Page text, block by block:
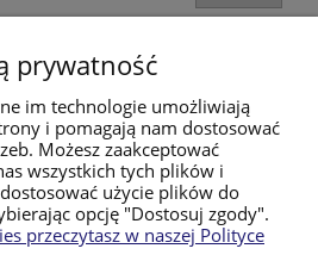
Pomoc
konto
i dostawa
prywatność
im technologie umożliwiają
i pomagają nam dostosować
Możesz zaakceptować
wszystkich tych plików i
użycie plików do
opcję "Dostosuj zgody".
przeczytasz w naszej Polityce